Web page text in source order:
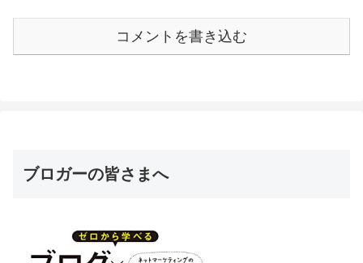
コメントを書き込む
ブロガーの皆さまへ